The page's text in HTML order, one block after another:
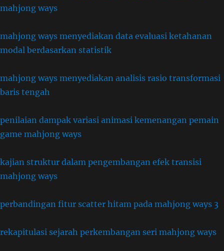
mahjong ways
mahjong ways menyediakan data evaluasi ketahanan
modal berdasarkan statistik
mahjong ways menyediakan analisis rasio transformasi
baris tengah
penilaian dampak variasi animasi kemenangan pemain
game mahjong ways
kajian struktur dalam pengembangan efek transisi
mahjong ways
perbandingan fitur scatter hitam pada mahjong ways 3
rekapitulasi sejarah perkembangan seri mahjong ways